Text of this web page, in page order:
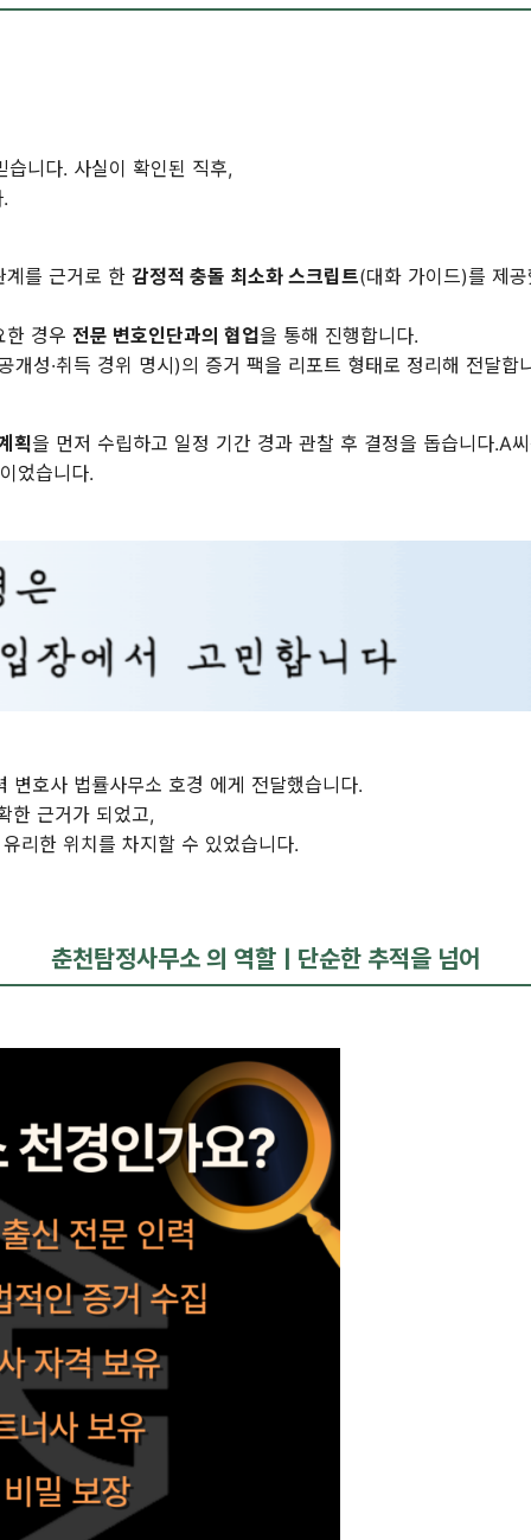
습니다. 사실이 확인된 직후,
계를 근거로 한 감정적 충돌 최소화 스크립트(대화 가이드)를 제
한 경우 전문 변호인단과의 협업을 통해 진행합니다.
개성·취득 경위 명시)의 증거 팩을 리포트 형태로 정리해 전달합
획을 먼저 수립하고 일정 기간 경과 관찰 후 결정을 돕습니다.A
었습니다.
변호사 법률사무소 호경 에게 전달했습니다.
한 근거가 되었고,
리한 위치를 차지할 수 있었습니다.
춘천탐정사무소 의 역할ㅣ단순한 추적을 넘어